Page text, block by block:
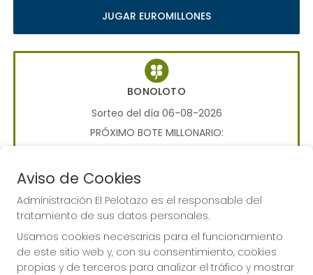
JUGAR EUROMILLONES
BONOLOTO
Sorteo del día 06-08-2026
PRÓXIMO BOTE MILLONARIO:
JUGAR BONOLOTO
Aviso de Cookies
Administración El Pelotazo es el responsable del
tratamiento de sus datos personales.
Usamos cookies necesarias para el funcionamiento
de este sitio web y, con su consentimiento, cookies
propias y de terceros para analizar el tráfico y mostrar